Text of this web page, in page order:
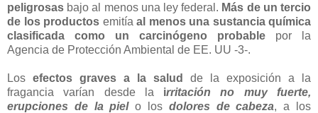
peligrosas bajo al menos una ley federal. Más de un tercio
de los productos emitía al menos una sustancia química
clasificada como un carcinógeno probable por la
Agencia de Protección Ambiental de EE. UU -3-.
Los efectos graves a la salud
de la exposición a la
fragancia varían desde la irritación no muy fuerte,
erupciones de la pielo los dolores de cabeza, a los